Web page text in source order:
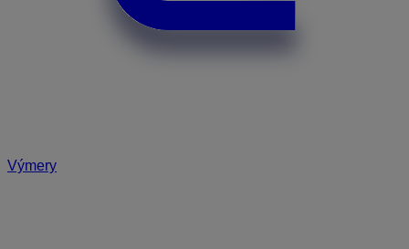
Výmery